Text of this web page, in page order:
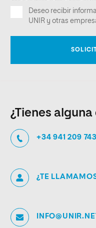
¿Tienes alguna
+34 941 209 743
¿TE